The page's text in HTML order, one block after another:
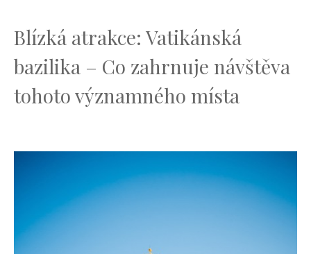
Blízká atrakce: Vatikánská⁣
bazilika – Co⁣ zahrnuje návštěva
tohoto významného ⁢místa